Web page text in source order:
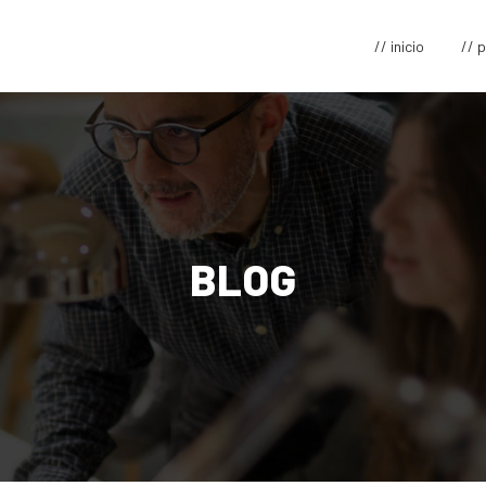
// inicio //
BLOG